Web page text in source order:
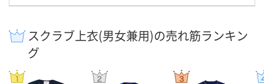
スクラブ上衣(男女兼用)の売れ筋ランキン
グ